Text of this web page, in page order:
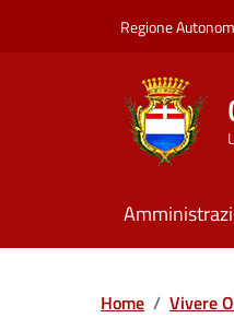
Regione
Home / Vivere